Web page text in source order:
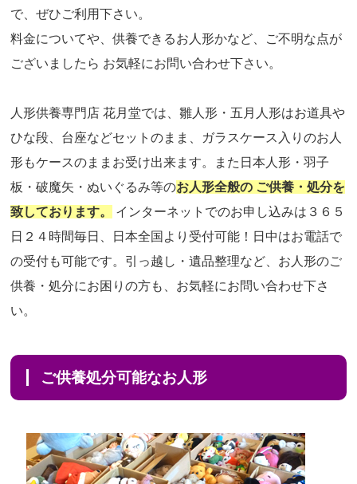
で、ぜひご利用下さい。
料金についてや、供養できるお人形かなど、ご不明な点が
ございましたら お気軽にお問い合わせ下さい。
人形供養専門店 花月堂では、雛人形・五月人形はお道具や
ひな段、台座などセットのまま、ガラスケース入りのお人
形もケースのままお受け出来ます。また日本人形・羽子
板・破魔矢・ぬいぐるみ等のお人形全般の ご供養・処分を
致しております。
インターネットでのお申し込みは３６５
日２４時間毎日、日本全国より受付可能！日中はお電話で
の受付も可能です。引っ越し・遺品整理など、お人形のご
供養・処分にお困りの方も、お気軽にお問い合わせ下さ
い。
ご供養処分可能なお人形